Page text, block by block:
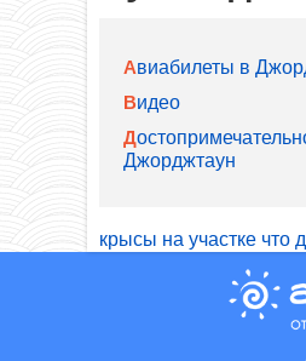
Авиабилеты в
Видео
Достопримечательности
Джорджтаун
крысы на участке что